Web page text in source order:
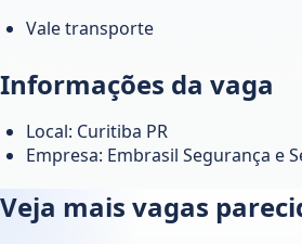
Vale transporte
Informações da vaga
Local: Curitiba PR
Empresa: Embrasil Segurança e
Veja mais vagas